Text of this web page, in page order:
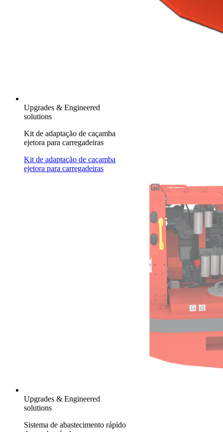
Upgrades & Engineered
solutions
Kit de adaptação de caçamba
ejetora para carregadeiras
Kit de adaptação de caçamba
ejetora para carregadeiras
Upgrades & Engineered
solutions
Sistema de abastecimento rápido